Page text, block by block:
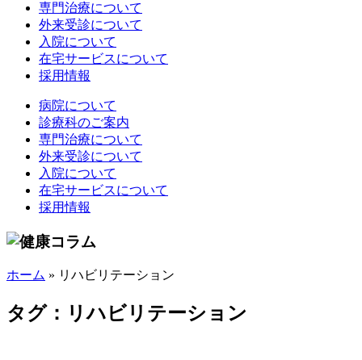
専門治療について
外来受診について
入院について
在宅サービスについて
採用情報
病院について
診療科のご案内
専門治療について
外来受診について
入院について
在宅サービスについて
採用情報
ホーム » リハビリテーション
タグ：リハビリテーション